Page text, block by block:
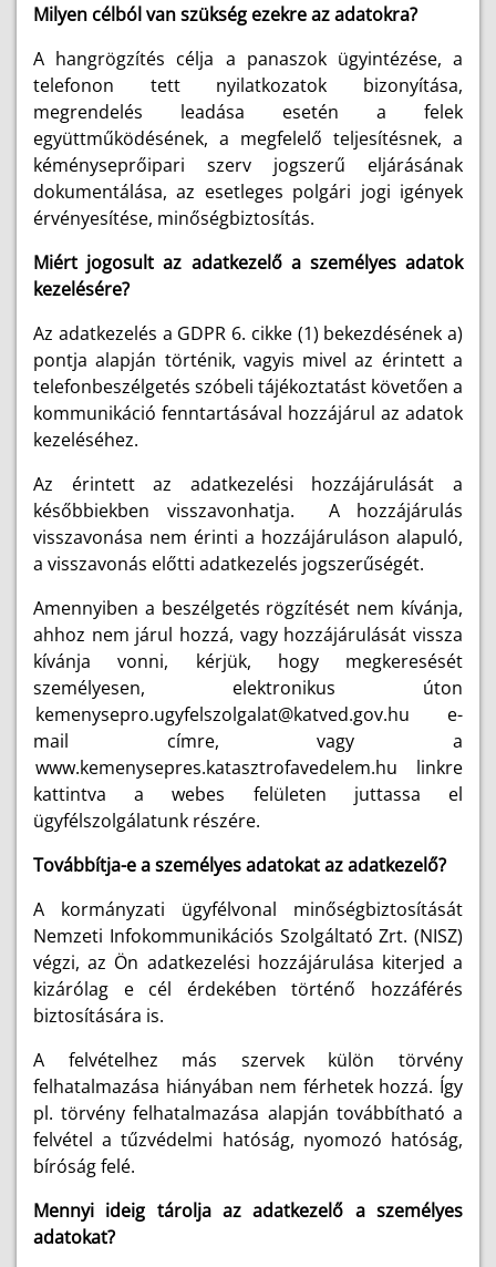
Milyen célból van szükség ezekre az adatokra?
A hangrögzítés célja a panaszok ügyintézése, a
telefonon tett nyilatkozatok bizonyítása,
megrendelés leadása esetén a felek
együttműködésének, a megfelelő teljesítésnek, a
kéményseprőipari szerv jogszerű eljárásának
dokumentálása, az esetleges polgári jogi igények
érvényesítése, minőségbiztosítás.
Miért jogosult az adatkezelő a személyes adatok
kezelésére?
Az adatkezelés a GDPR 6. cikke (1) bekezdésének a)
pontja alapján történik, vagyis mivel az érintett a
telefonbeszélgetés szóbeli tájékoztatást követően a
kommunikáció fenntartásával hozzájárul az adatok
kezeléséhez.
Az érintett az adatkezelési hozzájárulását a
későbbiekben visszavonhatja. A hozzájárulás
visszavonása nem érinti a hozzájáruláson alapuló,
a visszavonás előtti adatkezelés jogszerűségét.
Amennyiben a beszélgetés rögzítését nem kívánja,
ahhoz nem járul hozzá, vagy hozzájárulását vissza
kívánja vonni, kérjük, hogy megkeresését
személyesen, elektronikus úton
kemenysepro.ugyfelszolgalat@katved.gov.hu
e-
mail címre, vagy a
www.kemenysepres.katasztrofavedelem.hu
linkre
kattintva a webes felületen juttassa el
ügyfélszolgálatunk részére.
Továbbítja-e a személyes adatokat az adatkezelő?
A kormányzati ügyfélvonal minőségbiztosítását
Nemzeti Infokommunikációs Szolgáltató Zrt. (NISZ)
végzi, az Ön adatkezelési hozzájárulása kiterjed a
kizárólag e cél érdekében történő hozzáférés
biztosítására is.
A felvételhez más szervek külön törvény
felhatalmazása hiányában nem férhetek hozzá. Így
pl. törvény felhatalmazása alapján továbbítható a
felvétel a tűzvédelmi hatóság, nyomozó hatóság,
bíróság felé.
Mennyi ideig tárolja az adatkezelő a személyes
adatokat?